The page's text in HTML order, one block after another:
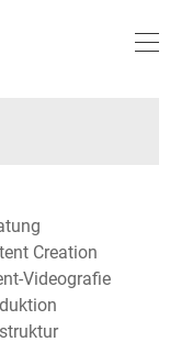
Creation
Videografie